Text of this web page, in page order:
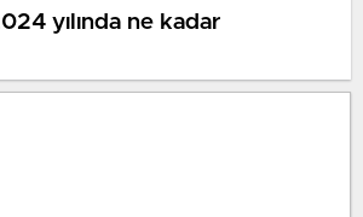
yılında ne kadar